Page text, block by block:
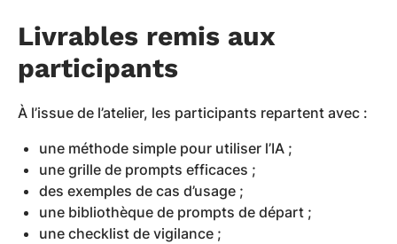
Livrables remis aux
participants
À l’issue de l’atelier, les participants repartent avec :
une méthode simple pour utiliser l’IA ;
une grille de prompts efficaces ;
des exemples de cas d’usage ;
une bibliothèque de prompts de départ ;
une checklist de vigilance ;